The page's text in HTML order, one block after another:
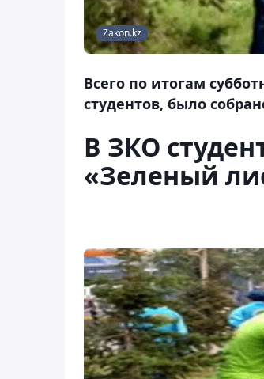
Zakon.kz
Всего по итогам
студентов, было
В ЗКО
«Зеленый